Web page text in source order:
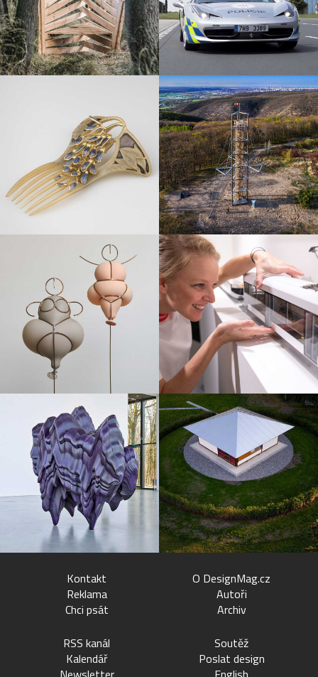
Kontakt
Reklama
Chci psát
O DesignMag.cz
Autoři
Archiv
RSS kanál
Kalendář
Soutěž
Poslat design